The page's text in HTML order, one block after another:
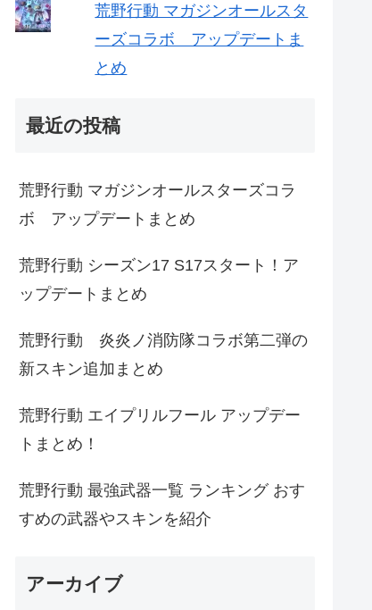
荒野行動 マガジンオールスタ
ーズコラボ アップデートま
とめ
最近の投稿
荒野行動 マガジンオールスターズコラ
ボ アップデートまとめ
荒野行動 シーズン17 S17スタート！ア
ップデートまとめ
荒野行動 炎炎ノ消防隊コラボ第二弾の
新スキン追加まとめ
荒野行動 エイプリルフール アップデー
トまとめ！
荒野行動 最強武器一覧 ランキング おす
すめの武器やスキンを紹介
アーカイブ